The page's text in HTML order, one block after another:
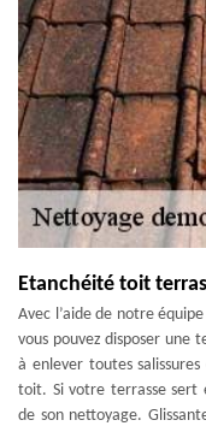
Etanchéité toit
Avec l’aide de notre
vous pouvez disposer une
à enlever toutes
toit. Si votre terrasse sert
de son nettoyage.